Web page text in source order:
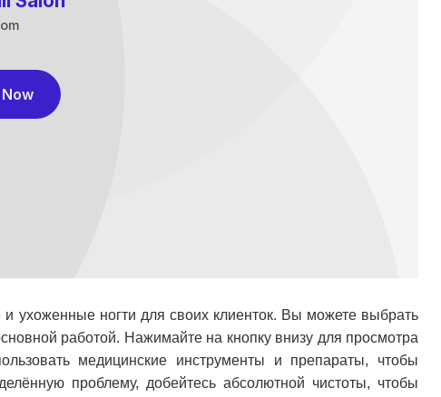
ухоженные ногти для своих клиенток. Вы можете выбрать
работой. Нажимайте на кнопку внизу для просмотра
медицинские инструменты и препараты, чтобы
проблему, добейтесь абсолютной чистоты, чтобы